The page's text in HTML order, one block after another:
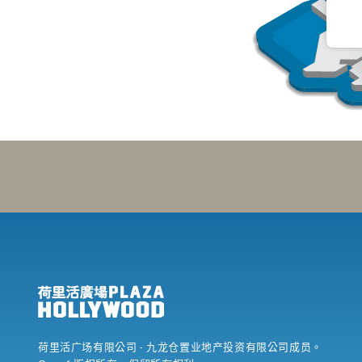
荷里活广场有限公司 - 九龙仓置业地产投资有限公司成员。